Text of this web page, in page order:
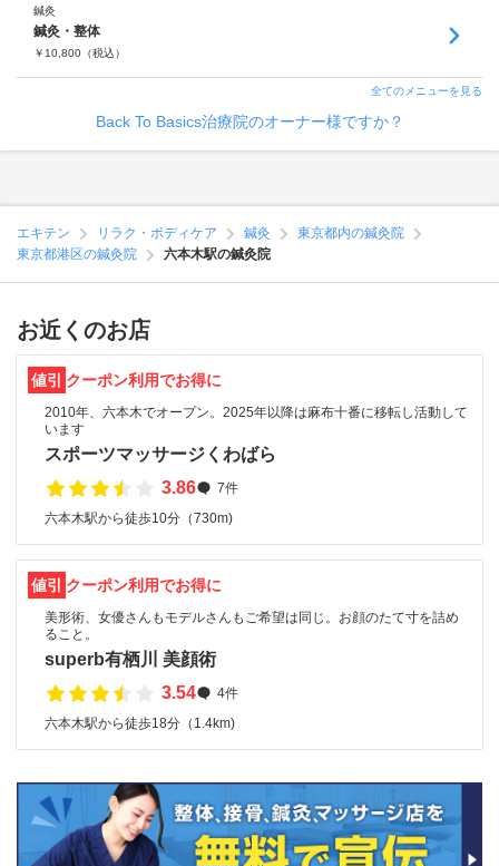
鍼灸
鍼灸・整体
￥ 10,800 （税込）
全てのメニューを見る
Back To Basics治療院のオーナー様ですか？
エキテン リラク・ボディケア 鍼灸
東京都内の鍼灸院
東京都港区の鍼灸院
六本木駅の鍼灸院
お近くのお店
値引 クーポン利用でお得に
2010年、六本木でオープン。2025年以降は麻布十番に移転し活動して
います
スポーツマッサージくわばら
3.86
7件
六本木駅から徒歩10分（730m)
値引 クーポン利用でお得に
美形術、女優さんもモデルさんもご希望は同じ。お顔のたて寸を詰め
ること。
superb有栖川 美顔術
3.54
4件
六本木駅から徒歩18分（1.4km)